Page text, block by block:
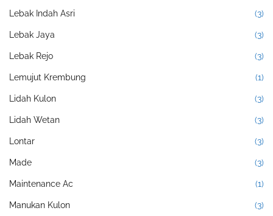
Lebak Indah Asri (3)
Lebak Jaya (3)
Lebak Rejo (3)
Lemujut Krembung (1)
Lidah Kulon (3)
Lidah Wetan (3)
Lontar (3)
Made (3)
Maintenance Ac (1)
Manukan Kulon (3)